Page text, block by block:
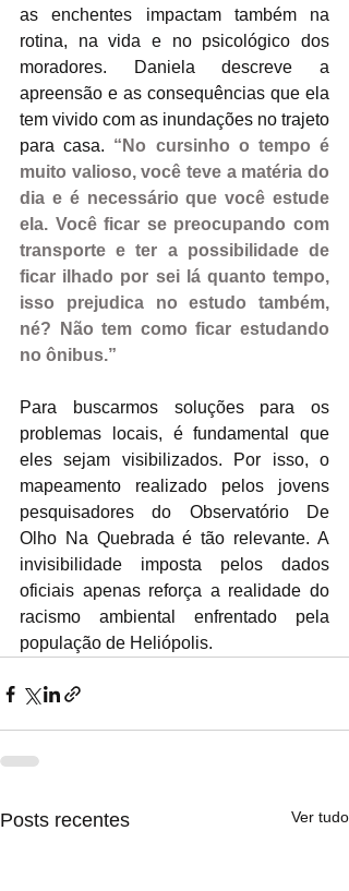
as enchentes impactam também na
rotina, na vida e no psicológico dos
moradores. Daniela descreve a
apreensão e as consequências que ela
tem vivido com as inundações no trajeto
para casa. “No cursinho o tempo é
muito valioso, você teve a matéria do
dia e é necessário que você estude
ela. Você ficar se preocupando com
transporte e ter a possibilidade de
ficar ilhado por sei lá quanto tempo,
isso prejudica no estudo também,
né? Não tem como ficar estudando
no ônibus.”
Para buscarmos soluções para os
problemas locais, é fundamental que
eles sejam visibilizados. Por isso, o
mapeamento realizado pelos jovens
pesquisadores do Observatório De
Olho Na Quebrada é tão relevante. A
invisibilidade imposta pelos dados
oficiais apenas reforça a realidade do
racismo ambiental enfrentado pela
população de Heliópolis.
Posts recentes Ver tudo